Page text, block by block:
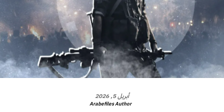
أبريل 5, 2026
Arabefiles Author